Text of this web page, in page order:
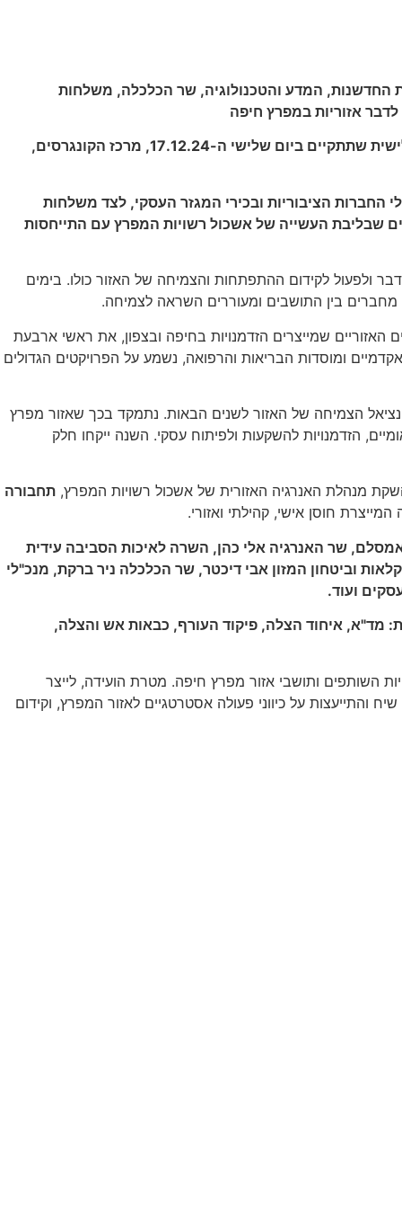
החדשנות, המדע והטכנולוגיה, שר הכלכלה, משלחות
אזוריות במפרץ חיפה
אשכול רשויות המפרץ ועיריית חיפה בשיתוף לשכת המסחר והתעשייה חיפה והצפון, התאחדות התעשיינים בוועידה השנתית השלישית שתתקיים ביום שלישי ה-17.12.24, מרכז הקונגרסים,
חיפה יונה יהב, שרים, מנכ"לי החברות הציבוריות ובכירי המגזר העסקי, לצד משלחות
שבליבת העשייה של אשכול רשויות המפרץ עם התייחסות
ולפעול לקידום ההתפתחות והצמיחה של האזור כולו. בימים
מחברים בין התושבים ומעוררים השראה לצמיחה.
שמייצרים הזדמנויות בחיפה ובצפון, את ראשי ארבעת
ומוסדות הבריאות והרפואה, נשמע על הפרויקטים הגדולים
הצמיחה של האזור לשנים הבאות. נתמקד בכך שאזור מפרץ
הזדמנויות להשקעות ולפיתוח עסקי. השנה ייקחו חלק
מנהלת האנרגיה האזורית של אשכול רשויות המפרץ, תחבורה
חוסן אישי, קהילתי ואזורי.
שר האנרגיה אלי כהן, השרה לאיכות הסביבה עידית
וביטחון המזון אבי דיכטר, שר הכלכלה ניר ברקת, מנכ"לי
ועוד.
מד"א, איחוד הצלה, פיקוד העורף, כבאות אש והצלה,
השותפים ותושבי אזור מפרץ חיפה. מטרת הועידה, לייצר
והתייעצות על כיווני פעולה אסטרטגיים לאזור המפרץ, וקידום